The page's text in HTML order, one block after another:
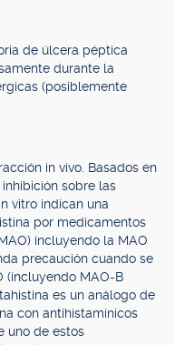
de úlcera péptica
durante la
(posiblemente
in vivo. Basados en
sobre las
vitro indican una
por medicamentos
incluyendo la MAO
precaución cuando se
(incluyendo MAO-B
es un análogo de
con antihistamínicos
uno de estos